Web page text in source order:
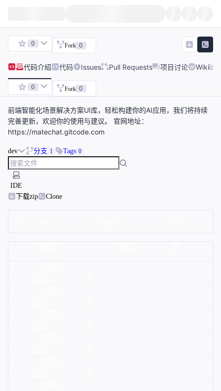
0 Fork 0
代码介绍 代码 Issues Pull Requests 项目讨论 Wiki
0 Fork 0
前端智能化场景解决方案UI库，轻松构建你的AI应用，我们将持续
完善更新，欢迎你的使用与建议。 官网地址：
https://matechat.gitcode.com
dev 分支 1 Tags 0
IDE
下载zip
Clone